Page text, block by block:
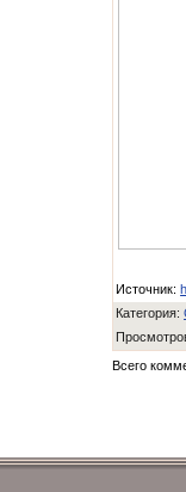
Источник:
Категория:
Всего